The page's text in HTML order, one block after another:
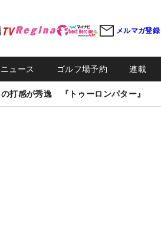
メルマガ登録
ュース ゴルフ場予約 連載
打感が秀逸 『トゥーロンパター』